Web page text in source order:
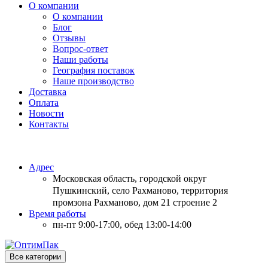
О компании
О компании
Блог
Отзывы
Вопрос-ответ
Наши работы
География поставок
Наше производство
Доставка
Оплата
Новости
Контакты
Адрес
Московская область, городской округ
Пушкинский, село Рахманово, территория
промзона Рахманово, дом 21 строение 2
Время работы
пн-пт 9:00-17:00, обед 13:00-14:00
Все категории